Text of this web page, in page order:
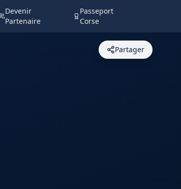
Devenir
Partenaire
Passeport
Corse
Partager